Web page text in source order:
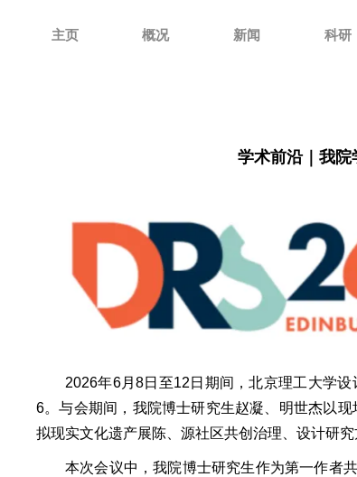
主页 概况 新闻 科研
学术前沿｜我
2026年6月8日至12日期间，北京理工大学
6。与会期间，我院博士研究生赵凝、明世杰以
拟现实文化遗产展陈、源社区共创治理、设计研
本次会议中，我院博士研究生作为第一作者